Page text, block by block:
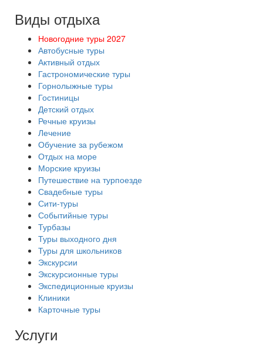
Виды отдыха
Новогодние туры 2027
Автобусные туры
Активный отдых
Гастрономические туры
Горнолыжные туры
Гостиницы
Детский отдых
Речные круизы
Лечение
Обучение за рубежом
Отдых на море
Морские круизы
Путешествие на турпоезде
Свадебные туры
Сити-туры
Событийные туры
Турбазы
Туры выходного дня
Туры для школьников
Экскурсии
Экскурсионные туры
Экспедиционные круизы
Клиники
Карточные туры
Услуги